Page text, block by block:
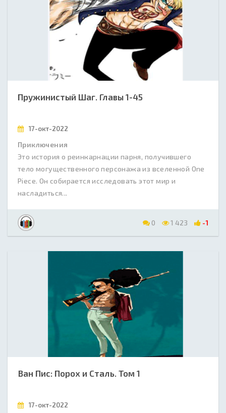
Пружинистый Шаг. Главы 1-45
17-окт-2022
Приключения
Это история о реинкарнации парня, получившего
тело могущественного персонажа из вселенной One
Piece. Он собирается исследовать этот мир и
насладиться...
0 1 423 -1
Ван Пис: Порох и Сталь. Том 1
17-окт-2022